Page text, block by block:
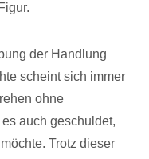
der Handlung
scheint sich immer
ohne
auch geschuldet,
Trotz dieser